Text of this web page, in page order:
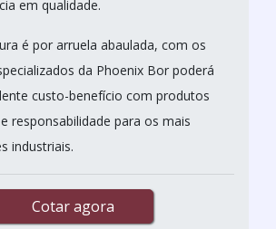
em qualidade.
é por arruela abaulada, com os
da Phoenix Bor poderá
custo-benefício com produtos
responsabilidade para os mais
industriais.
Cotar agora